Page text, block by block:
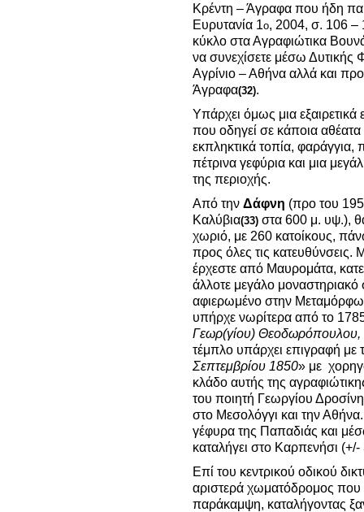
Κρέντη – Άγραφα που ήδη
Ευρυτανία 1ο, 2004, σ. 106 –
κύκλο στα Αγραφιώτικα
να συνεχίσετε μέσω
Αγρίνιο – Αθήνα αλλά και
Άγραφα(32).
Υπάρχει όμως μια
που οδηγεί σε κάποια αθέατα
εκπληκτικά τοπία, φαράγγια,
πέτρινα γεφύρια και μια
της περιοχής.
Από την Δάφνη (προ του
Καλύβια(33) στα 600 μ. υψ.),
χωριό, με 260 κατοίκους,
προς όλες τις
έρχεστε από Μαυρομάτα,
άλλοτε μεγάλο
αφιερωμένο στην
υπήρχε νωρίτερα από το
Γεωρ(γίου) Θεοδωρόπουλου,
τέμπλο υπάρχει επιγραφή με
Σεπτεμβρίου 1850» με
κλάδο αυτής της
του ποιητή Γεωργίου
στο Μεσολόγγι και την
γέφυρα της Παπαδιάς και
καταλήγει στο Καρπενήσι
Επί του κεντρικού οδικού
αριστερά χωματόδρομος που
παράκαμψη, καταλήγοντας